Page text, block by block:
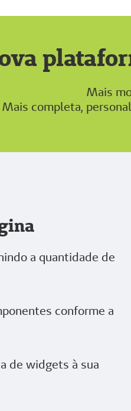
Mais
Mais completa,
a quantidade de
conforme a
de widgets à sua